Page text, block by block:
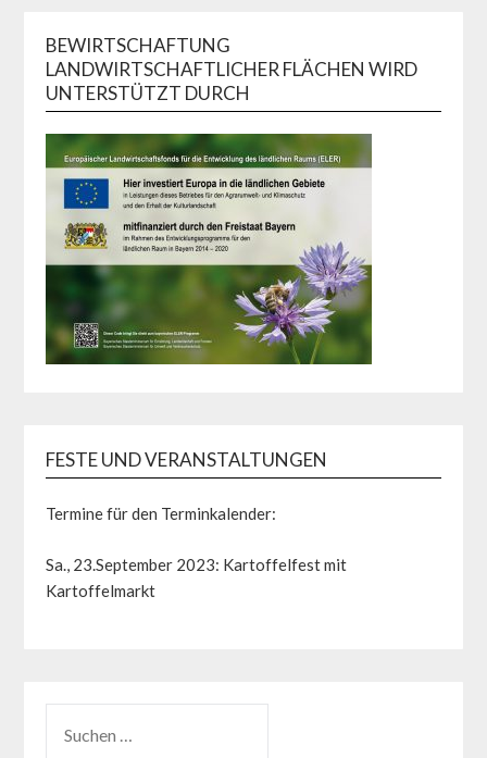
BEWIRTSCHAFTUNG
LANDWIRTSCHAFTLICHER FLÄCHEN WIRD
UNTERSTÜTZT DURCH
FESTE UND VERANSTALTUNGEN
Termine für den Terminkalender:
Sa., 23.September 2023: Kartoffelfest mit
Kartoffelmarkt